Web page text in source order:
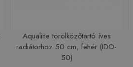
Aqualine törölközőtartó íves
radiátorhoz 50 cm, fehér (IDO-
50)